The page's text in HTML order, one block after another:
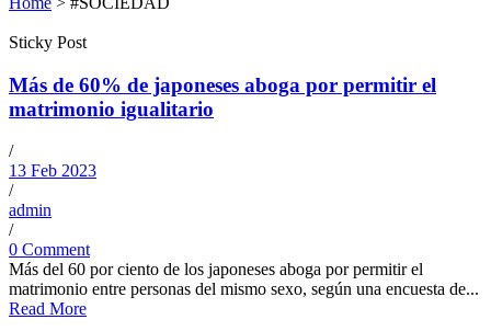
Sticky Post
Más de 60% de japoneses aboga por permitir el
matrimonio igualitario
/
13 Feb 2023
/
admin
/
0 Comment
Más del 60 por ciento de los japoneses aboga por permitir el
matrimonio entre personas del mismo sexo, según una encuesta de...
Read More